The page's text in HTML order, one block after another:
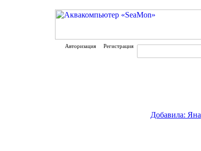
Авторизация Регистрация
Добавила: Яна